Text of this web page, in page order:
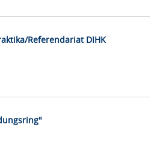
Referendariat DIHK